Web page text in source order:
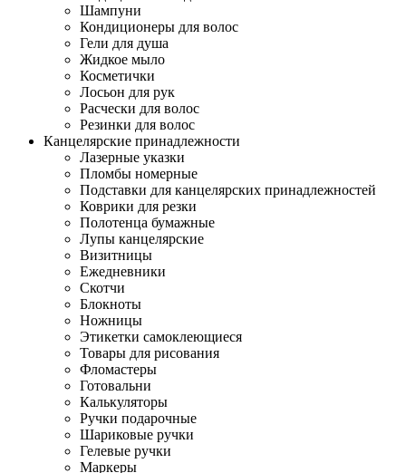
Шампуни
Кондиционеры для волос
Гели для душа
Жидкое мыло
Косметички
Лосьон для рук
Расчески для волос
Резинки для волос
Канцелярские принадлежности
Лазерные указки
Пломбы номерные
Подставки для канцелярских принадлежностей
Коврики для резки
Полотенца бумажные
Лупы канцелярские
Визитницы
Ежедневники
Скотчи
Блокноты
Ножницы
Этикетки самоклеющиеся
Товары для рисования
Фломастеры
Готовальни
Калькуляторы
Ручки подарочные
Шариковые ручки
Гелевые ручки
Маркеры